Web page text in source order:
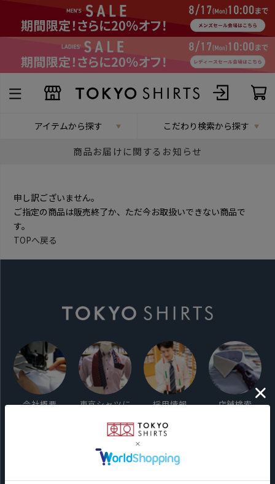
アイテムから探す こだわり検索から探す
商品お届けに関するお知らせ
申し訳ございません。
ご指定の商品は販売終了か、ただ今お取扱いできない商品で
す。
TOPへ戻る
会社概要
東京シャツに
採用情報 店舗検索
ご利用ガイド